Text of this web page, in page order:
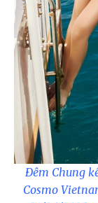
Đêm Chung
Cosmo